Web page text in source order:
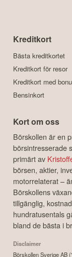
Kreditkort
Bästa kreditkortet
Kreditkort för resor
Kreditkort med
Bensinkort
Kort om oss
Börskollen är en
börsintresserade
primärt av
börsen, aktier,
motorrelaterat –
Börskollens
tillgänglig,
hundratusentals
bland de bästa i
Disclaimer
Börskollen Sverige AB